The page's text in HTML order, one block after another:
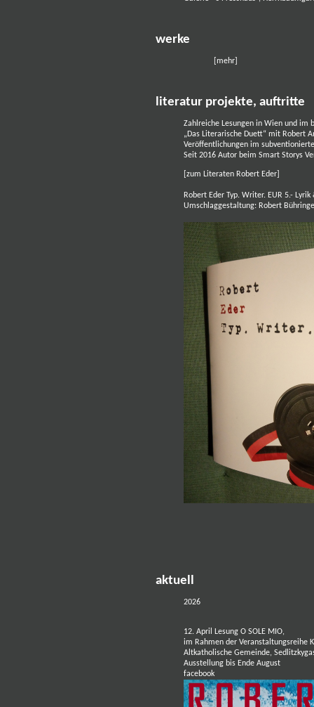
werke
mehr
literatur projekte, auftritte
Zahlreiche Lesungen in Wien und im
„Das Literarische Duett“ mit Robert
Veröffentlichungen im
Seit 2016 Autor beim Smart Storys
zum Literaten Robert Eder
Robert Eder Typ. Writer. EUR 5.-
Umschlaggestaltung: Robert
aktuell
2026
12. April Lesung O SOLE MIO,
im Rahmen der Veranstaltungsreihe
Altkatholische Gemeinde,
Ausstellung bis Ende August
facebook